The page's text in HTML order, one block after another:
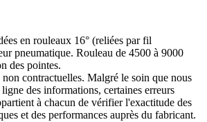
en rouleaux 16° (reliées par fil
pneumatique. Rouleau de 4500 à 9000
des pointes.
contractuelles. Malgré le soin que nous
des informations, certaines erreurs
à chacun de vérifier l'exactitude des
et des performances auprès du fabricant.